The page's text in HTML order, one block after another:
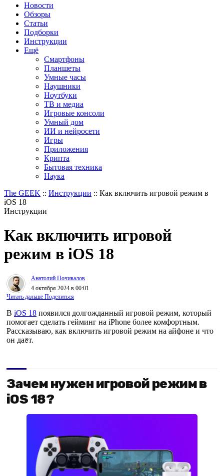
Новости
Обзоры
Статьи
Подборки
Инструкции
Ещё
Смартфоны
Планшеты
Умные часы
Наушники
Ноутбуки
ТВ и медиа
Игровые консоли
Умный дом
ИИ и нейросети
Игры
Приложения
Крипта
Бытовая техника
Наука
The GEEK :: Инструкции :: Как включить игровой режим в
iOS 18
Инструкции
Как включить игровой
режим в iOS 18
Анатолий Почивалов
4 октября 2024 в 00:01
Читать дальше Поделиться
В iOS 18 появился долгожданный игровой режим, который
помогает сделать гейминг на iPhone более комфортным.
Рассказываю, как включить игровой режим на айфоне и что
он даёт.
Зачем нужен игровой режим в
iOS 18?